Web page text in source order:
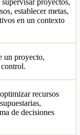
proyectos,
establecer metas,
en un contexto
un proyecto,
recursos
de decisiones